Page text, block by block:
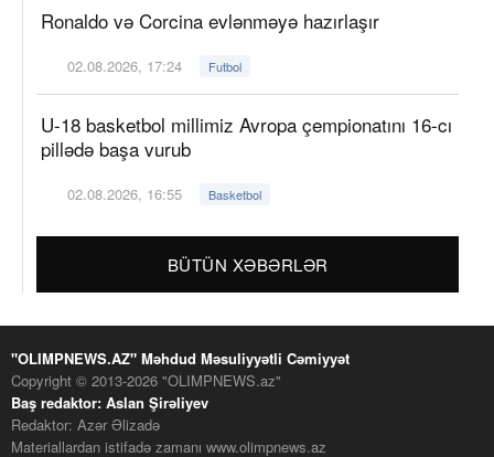
Ronaldo və Corcina evlənməyə hazırlaşır
02.08.2026, 17:24 Futbol
U-18 basketbol millimiz Avropa çempionatını 16-cı
pillədə başa vurub
02.08.2026, 16:55 Basketbol
BÜTÜN XƏBƏRLƏR
"OLIMPNEWS.AZ" Məhdud Məsuliyyətli Cəmiyyət
Copyright © 2013-2026 "OLIMPNEWS.az"
Baş redaktor: Aslan Şirəliyev
Redaktor: Azər Əlizadə
Materiallardan istifadə zamanı www.olimpnews.az